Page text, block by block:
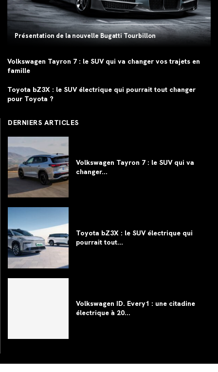
Présentation de la nouvelle Bugatti Tourbillon
Volkswagen Tayron 7 : le SUV qui va changer vos trajets en
famille
Toyota bZ3X : le SUV électrique qui pourrait tout changer
pour Toyota ?
DERNIERS ARTICLES
Volkswagen Tayron 7 : le SUV qui va
changer...
Toyota bZ3X : le SUV électrique qui
pourrait tout...
Volkswagen ID. Every1 : une citadine
électrique à 20...